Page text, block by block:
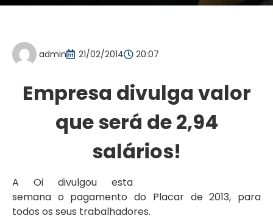
admin 21/02/2014 20:07
Empresa divulga valor
que será de 2,94
salários!
A Oi divulgou esta
semana o pagamento do Placar de 2013, para
todos os seus trabalhadores.